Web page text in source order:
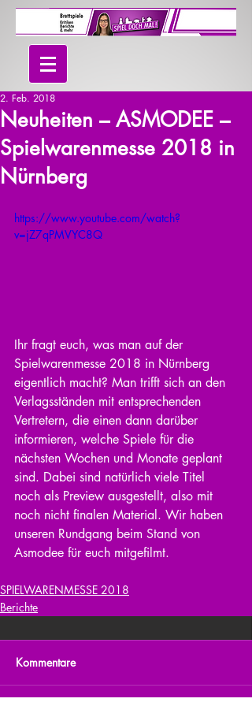
Neuheiten – ASMODEE –
Spielwarenmesse 2018 in
Nürnberg
2. Feb. 2018
https://www.youtube.com/watch?
v=jZ7qPMVYC8Q
Ihr fragt euch, was man auf der
Spielwarenmesse 2018 in Nürnberg
eigentlich macht? Man trifft sich an den
Verlagsständen mit entsprechenden
Vertretern, die einen dann darüber
informieren, welche Spiele für die
nächsten Wochen und Monate geplant
sind. Dabei sind natürlich viele Titel
noch als Preview ausgestellt, also mit
noch nicht finalen Material. Wir haben
unseren Rundgang beim Stand von
Asmodee für euch mitgefilmt.
SPIELWARENMESSE 2018
Berichte
Kommentare